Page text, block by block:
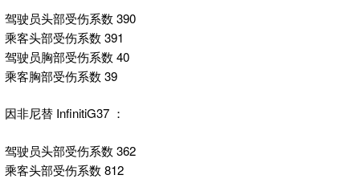
驾驶员头部受伤系数 390
乘客头部受伤系数 391
驾驶员胸部受伤系数 40
乘客胸部受伤系数 39
因非尼替 InfinitiG37 ：
驾驶员头部受伤系数 362
乘客头部受伤系数 812